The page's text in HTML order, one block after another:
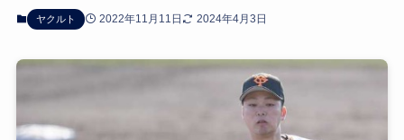
ヤクルト 2022年11月11日 2024年4月3日